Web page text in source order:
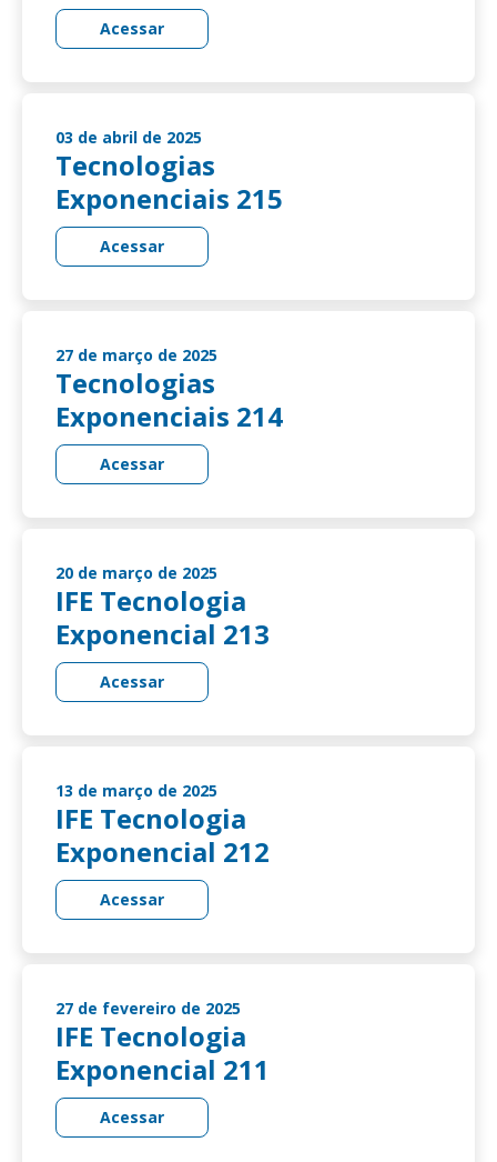
Acessar
03 de abril de 2025
Tecnologias
Exponenciais 215
Acessar
27 de março de 2025
Tecnologias
Exponenciais 214
Acessar
20 de março de 2025
IFE Tecnologia
Exponencial 213
Acessar
13 de março de 2025
IFE Tecnologia
Exponencial 212
Acessar
27 de fevereiro de 2025
IFE Tecnologia
Exponencial 211
Acessar